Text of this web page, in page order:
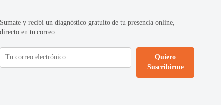
Sumate y recibí un diagnóstico gratuito de tu presencia online,
directo en tu correo.
Quiero
Suscribirme